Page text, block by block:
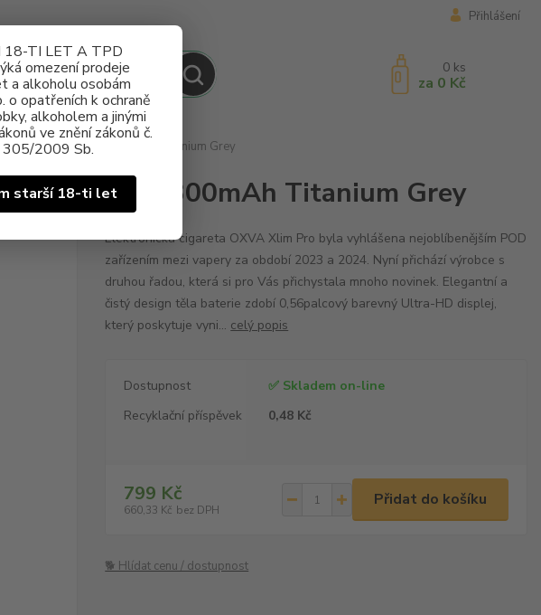
18-TI LET A TPD
omezení prodeje
a alkoholu osobám
opatřeních k ochraně
alkoholem a jinými
ve znění zákonů č.
305/2009 Sb.
starší 18-ti let
Přihlášení
0 ks
za 0 Kč
OXVA Xlim Pro 2 1300mAh Titanium Grey
Xlim Pro 2 1300mAh Titanium Grey
Elektronická cigareta OXVA Xlim Pro byla vyhlášena nejoblíbenějším POD
zařízením mezi vapery za období 2023 a 2024. Nyní přichází výrobce s
druhou řadou, která si pro Vás přichystala mnoho novinek. Elegantní a
čistý design těla baterie zdobí 0,56palcový barevný Ultra-HD displej,
který poskytuje vyni... celý popis
Dostupnost
✅ Skladem on-line
Recyklační příspěvek
0,48 Kč
799 Kč
660,33 Kč bez DPH
Přidat do košíku
🐕 Hlídat cenu / dostupnost